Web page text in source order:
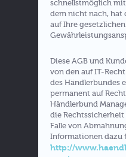
schnellstmöglich
dem nicht nach, hat
auf Ihre gesetzlichen
Diese AGB und
von den auf IT-
des Händlerbundes
permanent auf
Händlerbund
die
Falle von
Informationen dazu
http://